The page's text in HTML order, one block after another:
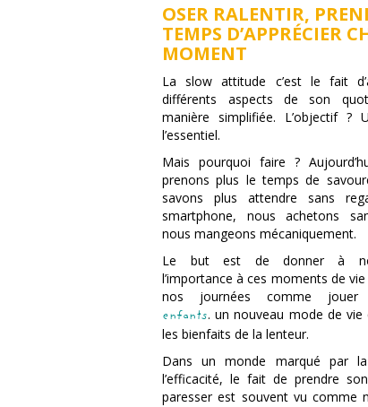
OSER RALENTIR,
TEMPS D’APPRÉCIER
MOMENT
La slow attitude c’est le fait
différents aspects de son
manière simplifiée. L’objectif ?
l’essentiel.
Mais pourquoi faire ?
prenons plus le temps de
savons plus attendre sans
smartphone, nous achetons
nous mangeons mécaniquement.
Le but est de donner à
l’importance à ces moments de
nos journées comme
enfants. un nouveau mode de vie
les bienfaits de la lenteur.
Dans un monde marqué par
l’efficacité, le fait de prendre
paresser est souvent vu comme